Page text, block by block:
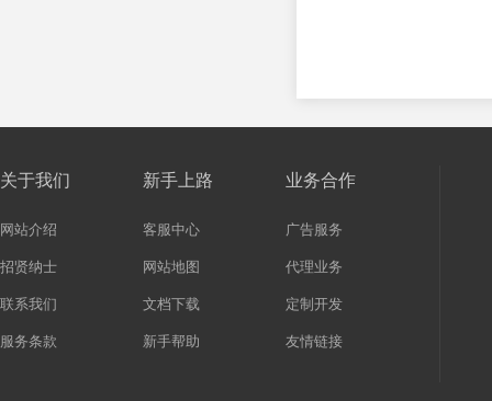
关于我们
网站介绍
招贤纳士
联系我们
服务条款
新手上路
客服中心
网站地图
文档下载
新手帮助
业务合作
广告服务
代理业务
定制开发
友情链接